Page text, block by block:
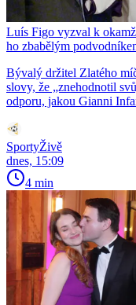
Luís Figo vyzval k
ho zbabělým
Bývalý držitel Zlatého
slovy, že „znehodnotil
odporu, jakou Gianni
SportyŽivě
dnes, 15:09
4 min